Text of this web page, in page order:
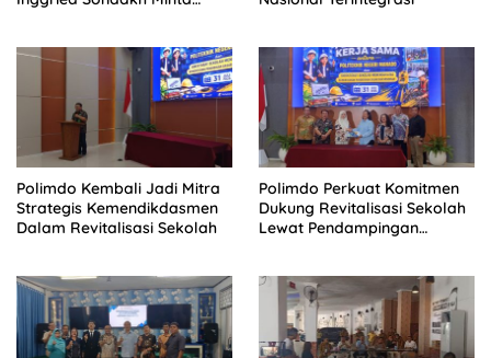
Polimdo Kembali Jadi Mitra
Strategis Kemendikdasmen
Dalam Revitalisasi Sekolah
Polimdo Perkuat Komitmen
Dukung Revitalisasi Sekolah
Lewat Pendampingan